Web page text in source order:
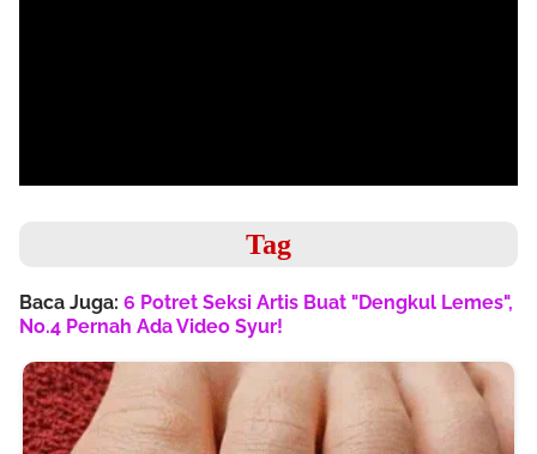
Tag
Baca Juga: 6 Potret Seksi Artis Buat "Dengkul Lemes",
No.4 Pernah Ada Video Syur!